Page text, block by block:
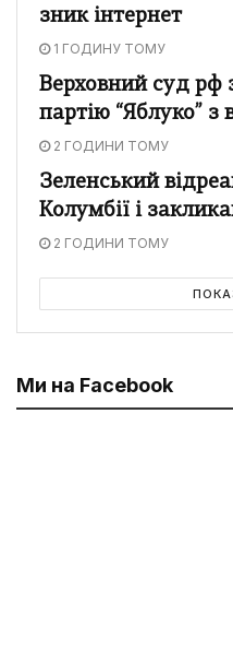
зник інтернет
1 ГОДИНУ ТОМУ
Верховний суд рф
партію “Яблуко”
2 ГОДИНИ ТОМУ
Зеленський
Колумбії і
2 ГОДИНИ ТОМУ
Ми на Facebook